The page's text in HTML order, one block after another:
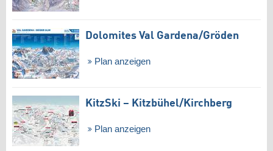
Dolomites Val Gardena/​Gröden
Plan anzeigen
KitzSki – Kitzbühel/​Kirchberg
Plan anzeigen